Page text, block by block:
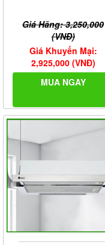
Giá Hãng: 3,250,000
(VNĐ)
Giá Khuyến Mại:
2,925,000 (VNĐ)
MUA NGAY